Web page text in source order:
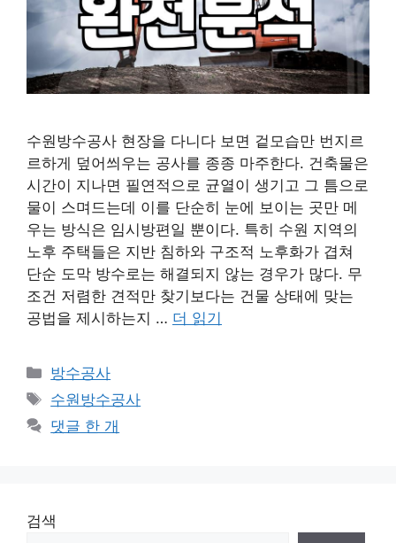
수원방수공사 현장을 다니다 보면 겉모습만 번지르
르하게 덮어씌우는 공사를 종종 마주한다. 건축물은
시간이 지나면 필연적으로 균열이 생기고 그 틈으로
물이 스며드는데 이를 단순히 눈에 보이는 곳만 메
우는 방식은 임시방편일 뿐이다. 특히 수원 지역의
노후 주택들은 지반 침하와 구조적 노후화가 겹쳐
단순 도막 방수로는 해결되지 않는 경우가 많다. 무
조건 저렴한 견적만 찾기보다는 건물 상태에 맞는
공법을 제시하는지 … 더 읽기
카
테
리
방수공사
태
그
수원방수공사
댓글 한 개
검색